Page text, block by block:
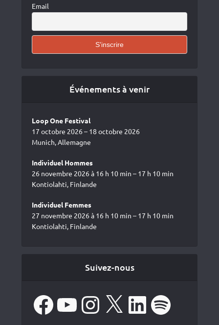
Email
Événements à venir
Loop One Festival
17 octobre 2026 – 18 octobre 2026
Munich, Allemagne
Individuel Hommes
26 novembre 2026 à 16 h 10 min – 17 h 10 min
Kontiolahti, Finlande
Individuel Femmes
27 novembre 2026 à 16 h 10 min – 17 h 10 min
Kontiolahti, Finlande
Suivez-nous
FacebookYouTube Instagram LinkedIn Spotify